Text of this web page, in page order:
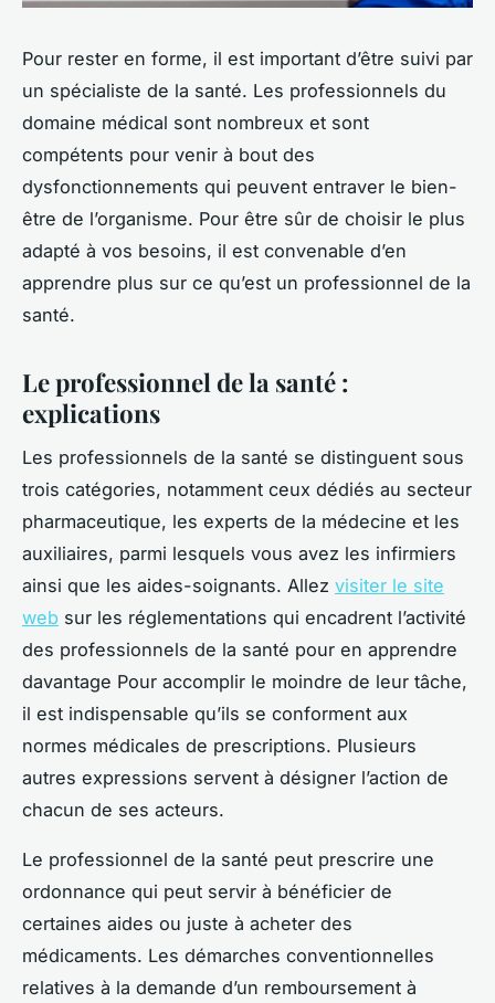
Pour rester en forme, il est important d’être suivi par
un spécialiste de la santé. Les professionnels du
domaine médical sont nombreux et sont
compétents pour venir à bout des
dysfonctionnements qui peuvent entraver le bien-
être de l’organisme. Pour être sûr de choisir le plus
adapté à vos besoins, il est convenable d’en
apprendre plus sur ce qu’est un professionnel de la
santé.
Le professionnel de la santé :
explications
Les professionnels de la santé se distinguent sous
trois catégories, notamment ceux dédiés au secteur
pharmaceutique, les experts de la médecine et les
auxiliaires, parmi lesquels vous avez les infirmiers
ainsi que les aides-soignants. Allez visiter le site
web sur les réglementations qui encadrent l’activité
des professionnels de la santé pour en apprendre
davantage Pour accomplir le moindre de leur tâche,
il est indispensable qu’ils se conforment aux
normes médicales de prescriptions. Plusieurs
autres expressions servent à désigner l’action de
chacun de ses acteurs.
Le professionnel de la santé peut prescrire une
ordonnance qui peut servir à bénéficier de
certaines aides ou juste à acheter des
médicaments. Les démarches conventionnelles
relatives à la demande d’un remboursement à